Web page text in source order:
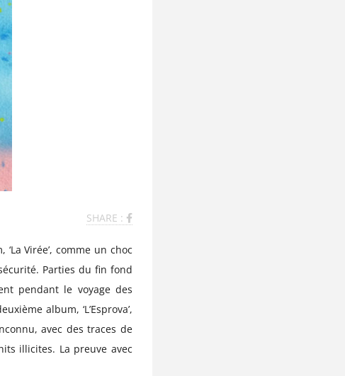
SHARE :
Virée’, comme un choc
Parties du fin fond
pendant le voyage des
album, ‘L’Esprova’,
avec des traces de
illicites. La preuve avec